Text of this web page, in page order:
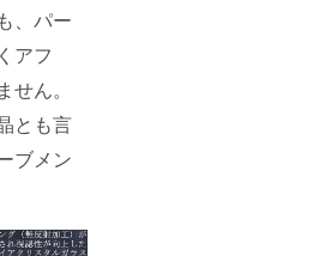
、パー
アフ
ん。
とも言
ブメン